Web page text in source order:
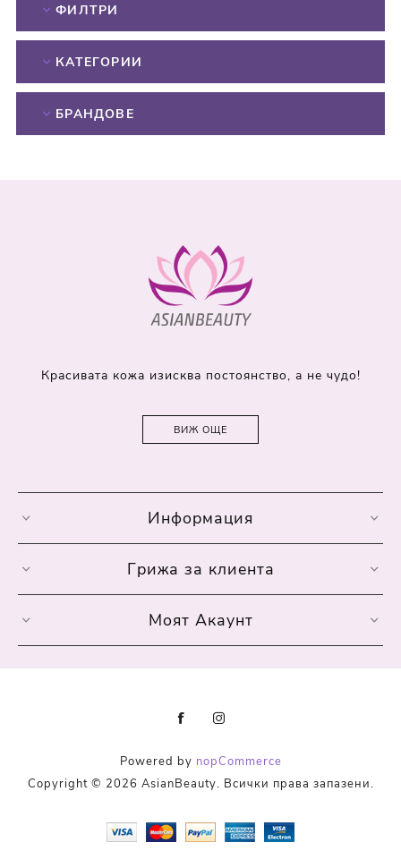
ФИЛТРИ
КАТЕГОРИИ
БРАНДОВЕ
Красивата кожа изисква постоянство, а не чудо!
ВИЖ ОЩЕ
Информация
Грижа за клиента
Моят Акаунт
Powered by nopCommerce
Copyright © 2026 AsianBeauty. Всички права запазени.